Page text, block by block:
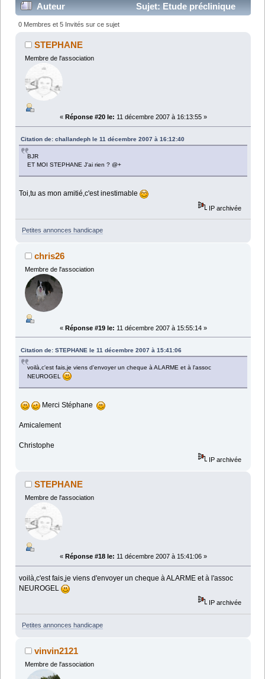
Auteur
Sujet: Etude préclinique
Neurogel-EPO-Progestérone (Lu 317366 fois)
0 Membres et 5 Invités sur ce sujet
STEPHANE
Membre de l'association
« Réponse #20 le: 11 décembre 2007 à 16:13:55 »
Citation de: challandeph le 11 décembre 2007 à 16:12:40
BJR
ET MOI STEPHANE J'ai rien ? @+
Toi,tu as mon amitié,c'est inestimable
IP archivée
Petites annonces handicape
chris26
Membre de l'association
« Réponse #19 le: 11 décembre 2007 à 15:55:14 »
Citation de: STEPHANE le 11 décembre 2007 à 15:41:06
voilà,c'est fais,je viens d'envoyer un cheque à ALARME et à l'assoc
NEUROGEL
Merci Stéphane
Amicalement
Christophe
IP archivée
STEPHANE
Membre de l'association
« Réponse #18 le: 11 décembre 2007 à 15:41:06 »
voilà,c'est fais,je viens d'envoyer un cheque à ALARME et à l'assoc
NEUROGEL
IP archivée
Petites annonces handicape
vinvin2121
Membre de l'association